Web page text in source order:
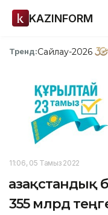
KAZINFORM
Тренд:Сайлау-2026
11:06, 05 Тамыз 2022
355 млрд